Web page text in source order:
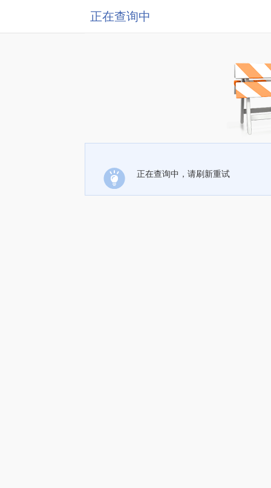
正在查询中
正在查询中，请刷新重试